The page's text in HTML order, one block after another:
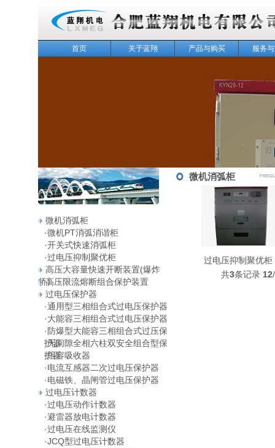
首页 关于蓝翔 产品与购买 服务
微机消弧柜
·微机PT消弧消谐柜
·开关式快速消弧柜
·过电压抑制聚优柜
高压大容量快速开断装置(爆炸
桥）高压限流熔断组合保护装置
过电压保护器
·通用型三相组合式过电压保护器
·大能容三相组合式过电压保护器
· 防爆型大能容三相组合式过压保
护器
·无间隙全相六柱双安全组合型保
护器
·阻容吸收器
·电流互感器二次过电压保护器
·电磁铁、晶闸管过电压保护器
过电压计数器
·过电压动作计数器
·避雷器放电计数器
·过电压在线监测仪
·JCQ型过电压计数器
微机消弧柜
过电压抑制聚优柜
共3条记录 12